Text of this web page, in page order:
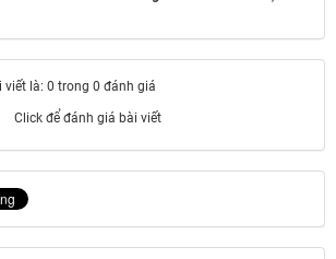
viết là: 0 trong 0 đánh giá
Click để đánh giá bài viết